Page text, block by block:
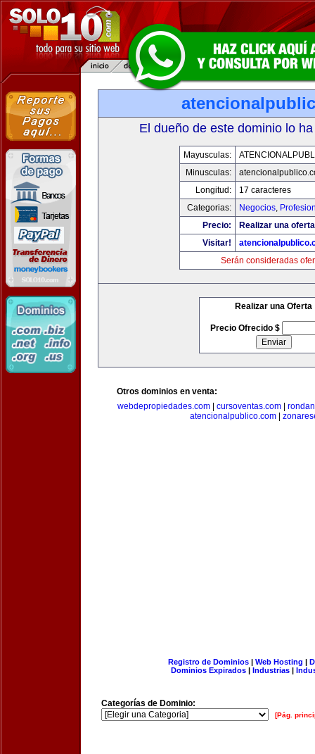
El dueño de este dominio lo
Mayusculas:
Minusculas:
Longitud:
17 caracteres
Categorias:
Negocios,
Precio:
Realizar una
Visitar!
Serán consideradas
Realizar una Oferta
Precio Ofrecido $
Otros dominios en venta:
webdepropiedades.com| cursoventas.com|
atencionalpublico.com
Registro de Dominios| Web Hosting |
Dominios Expirados | Industrias |
Categorías de Dominio:
[Pág.